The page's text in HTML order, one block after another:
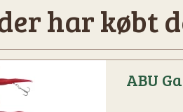
har købt
ABU